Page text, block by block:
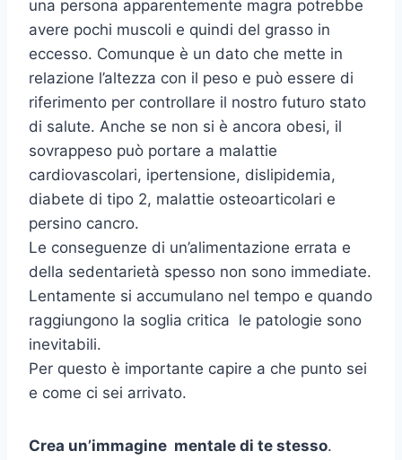
una persona apparentemente magra potrebbe
avere pochi muscoli e quindi del grasso in
eccesso. Comunque è un dato che mette in
relazione l’altezza con il peso e può essere di
riferimento per controllare il nostro futuro stato
di salute. Anche se non si è ancora obesi, il
sovrappeso può portare a malattie
cardiovascolari, ipertensione, dislipidemia,
diabete di tipo 2, malattie osteoarticolari e
persino cancro.
Le conseguenze di un’alimentazione errata e
della sedentarietà spesso non sono immediate.
Lentamente si accumulano nel tempo e quando
raggiungono la soglia critica le patologie sono
inevitabili.
Per questo è importante capire a che punto sei
e come ci sei arrivato.
Crea un’immagine mentale di te stesso.